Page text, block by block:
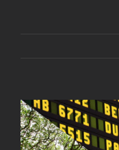
View
Larger
Image